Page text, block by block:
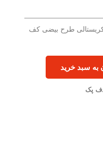
طرح بیضی کف
به سبد خرید
پک